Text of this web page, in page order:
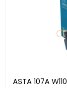
ASTA 107A